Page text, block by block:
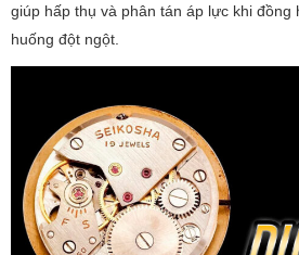
giúp hấp thụ và phân tán áp lực khi đồng
huống đột ngột.